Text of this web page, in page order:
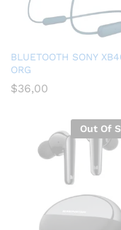
BLUETOOTH SONY
ORG
$36,00
Out Of